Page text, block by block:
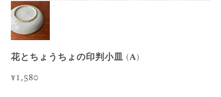
花とちょうちょの印判小皿 (A)
¥1,580